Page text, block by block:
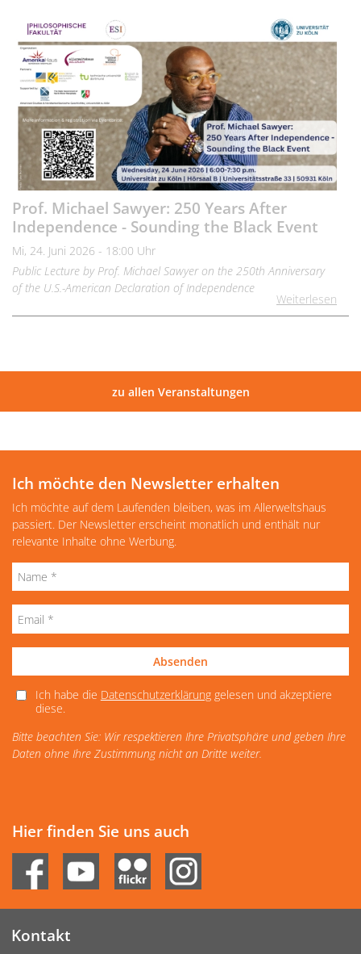
Prof. Michael Sawyer: 250 Years After
Independence - Sounding the Black Event
Mi, 24. Juni 2026 - 18:00 Uhr
Public Lecture by Prof. Michael Sawyer on the 250th Anniversary
of the U.S.-American Declaration of Independence
Weiterlesen
zu allen Veranstaltungen
Ich möchte den Newsletter erhalten
Ich möchte auf dem Laufenden bleiben, was im Allerweltshaus
passiert. Der Newsletter erscheint monatlich und enthält nur
relevante Inhalte ohne Werbung.
Absenden
Ich habe die Datenschutzerklärunggelesen und akzeptiere
diese.
Bitte beachten Sie: Wir respektieren Ihre Privatsphäre und geben Ihre
Daten ohne Ihre Zustimmung nicht an Dritte weiter.
Hier finden Sie uns auch
Kontakt